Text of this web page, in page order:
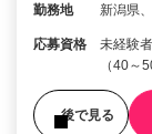
勤務地 新潟県
応募資格
未経験
（40
後で見る